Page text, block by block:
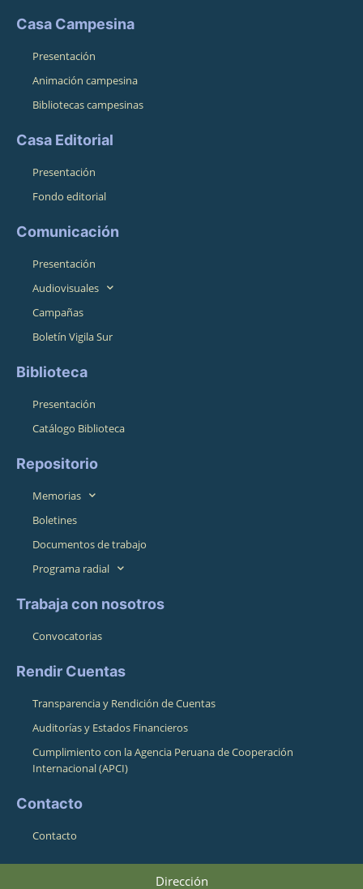
Casa Campesina
Presentación
Animación campesina
Bibliotecas campesinas
Casa Editorial
Presentación
Fondo editorial
Comunicación
Presentación
Audiovisuales
Campañas
Boletín Vigila Sur
Biblioteca
Presentación
Catálogo Biblioteca
Repositorio
Memorias
Boletines
Documentos de trabajo
Programa radial
Trabaja con nosotros
Convocatorias
Rendir Cuentas
Transparencia y Rendición de Cuentas
Auditorías y Estados Financieros
Cumplimiento con la Agencia Peruana de Cooperación
Internacional (APCI)
Contacto
Contacto
Dirección